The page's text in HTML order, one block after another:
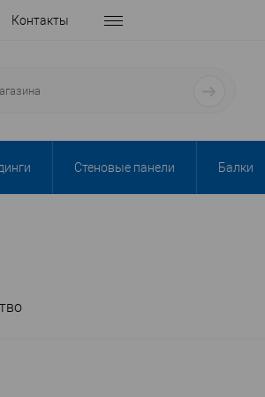
Контакты
Стеновые панели Балки